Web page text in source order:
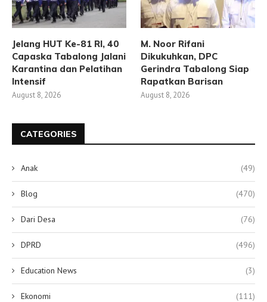
Jelang HUT Ke-81 RI, 40
Capaska Tabalong Jalani
Karantina dan Pelatihan
Intensif
August 8, 2026
M. Noor Rifani
Dikukuhkan, DPC
Gerindra Tabalong Siap
Rapatkan Barisan
August 8, 2026
CATEGORIES
Anak (49)
Blog (470)
Dari Desa (76)
DPRD (496)
Education News (3)
Ekonomi (111)